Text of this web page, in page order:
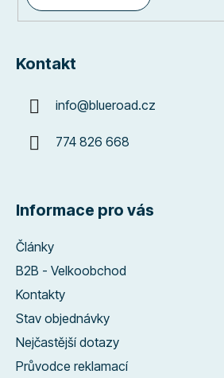
Kontakt
info@blueroad.cz
774 826 668
Informace pro vás
Články
B2B - Velkoobchod
Kontakty
Stav objednávky
Nejčastější dotazy
Průvodce reklamací